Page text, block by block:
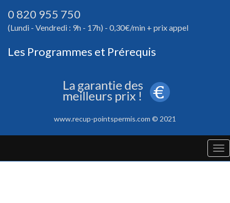
0 820 955 750
(Lundi - Vendredi : 9h - 17h) - 0,30€/min + prix appel
Les Programmes et Prérequis
www.recup-pointspermis.com © 2021